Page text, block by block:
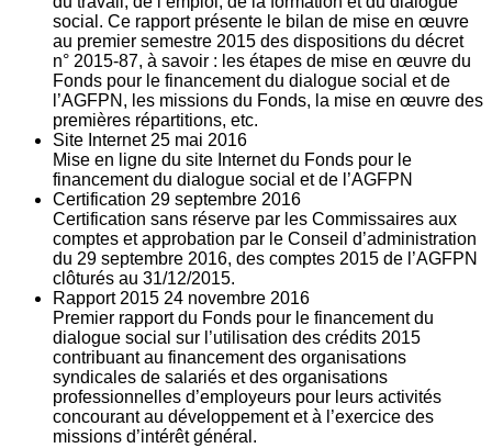
social. Ce rapport présente le bilan de mise en œuvre
au premier semestre 2015 des dispositions du décret
n° 2015-87, à savoir : les étapes de mise en œuvre du
Fonds pour le financement du dialogue social et de
l’AGFPN, les missions du Fonds, la mise en œuvre des
premières répartitions, etc.
Site Internet 25 mai 2016
Mise en ligne du site Internet du Fonds pour le
financement du dialogue social et de l’AGFPN
Certification 29 septembre 2016
Certification sans réserve par les Commissaires aux
comptes et approbation par le Conseil d’administration
du 29 septembre 2016, des comptes 2015 de l’AGFPN
clôturés au 31/12/2015.
Rapport 2015 24 novembre 2016
Premier rapport du Fonds pour le financement du
dialogue social sur l’utilisation des crédits 2015
contribuant au financement des organisations
syndicales de salariés et des organisations
professionnelles d’employeurs pour leurs activités
concourant au développement et à l’exercice des
missions d’intérêt général.